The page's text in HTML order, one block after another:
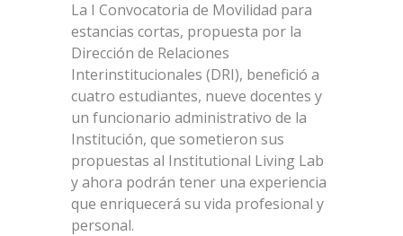
La I Convocatoria de Movilidad para
estancias cortas, propuesta por la
Dirección de Relaciones
Interinstitucionales (DRI), benefició a
cuatro estudiantes, nueve docentes y
un funcionario administrativo de la
Institución, que sometieron sus
propuestas al Institutional Living Lab
y ahora podrán tener una experiencia
que enriquecerá su vida profesional y
personal.